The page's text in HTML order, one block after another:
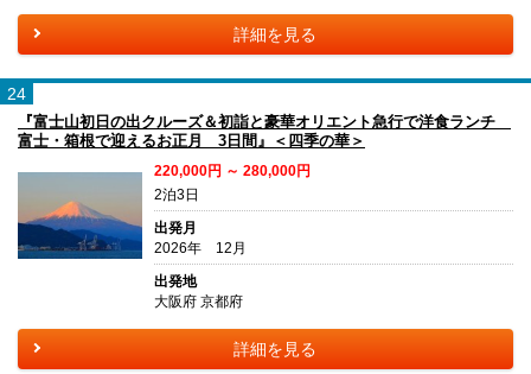
詳細を見る
24
『富士山初日の出クルーズ＆初詣と豪華オリエント急行で洋食ランチ
富士・箱根で迎えるお正月 3日間』＜四季の華＞
220,000円 ～ 280,000円
2泊3日
出発月
2026年 12月
出発地
大阪府 京都府
詳細を見る